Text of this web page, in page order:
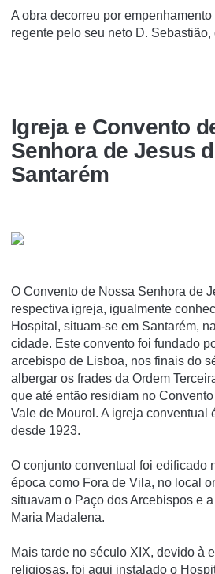
A obra decorreu por
regente pelo seu neto D.
Igreja e Convento
Senhora de Jesus
Santarém
O Convento de Nossa Senhora de
respectiva igreja, igualmente
Hospital, situam-se em Santarém,
cidade. Este convento foi fundado
arcebispo de Lisboa, nos finais do
albergar os frades da Ordem
que até então residiam no
Vale de Mourol. A igreja conventual
desde 1923.
O conjunto conventual foi edificado
época como Fora de Vila, no local
situavam o Paço dos Arcebispos e
Maria Madalena.
Mais tarde no século XIX, devido à
religiosas, foi aqui instalado o